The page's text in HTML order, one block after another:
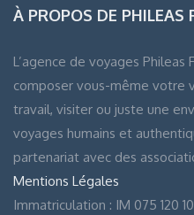
À PROPOS DE PHILEAS
L’agence de voyages
composer vous-même votre
travail, visiter ou juste une
voyages humains et
partenariat avec des
Mentions Légales
Immatriculation : IM 075 120 10